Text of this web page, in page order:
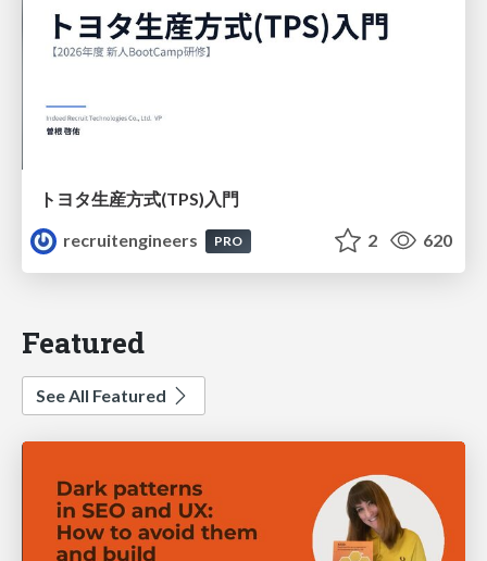
トヨタ⽣産⽅式(TPS)⼊⾨
recruitengineers
PRO 2 620
Featured
See All Featured